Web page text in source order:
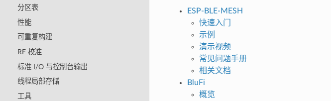
分区表
性能
可重复构建
RF 校准
标准 I/O 与控制台输出
线程局部存储
工具
ESP-BLE-MESH
快速入门
示例
演示视频
常见问题手册
相关文档
BluFi
概览